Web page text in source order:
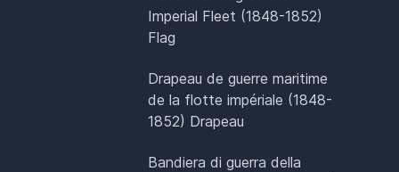
Imperial Fleet (1848-1852)
Flag
Drapeau de guerre maritime
de la flotte impériale (1848-
1852) Drapeau
Bandiera di guerra della